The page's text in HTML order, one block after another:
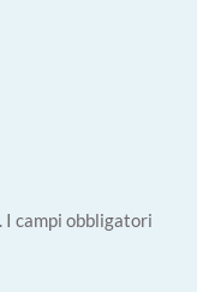
I campi obbligatori